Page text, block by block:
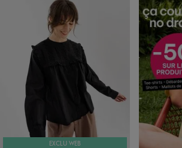
EXCLU WEB